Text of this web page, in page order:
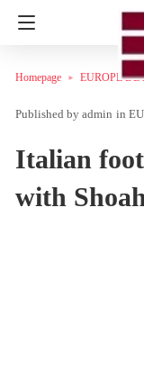
Homepage EUROPE DE
admin in
Italian
with